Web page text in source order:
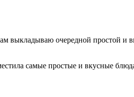
выкладываю очередной простой и
самые простые и вкусные